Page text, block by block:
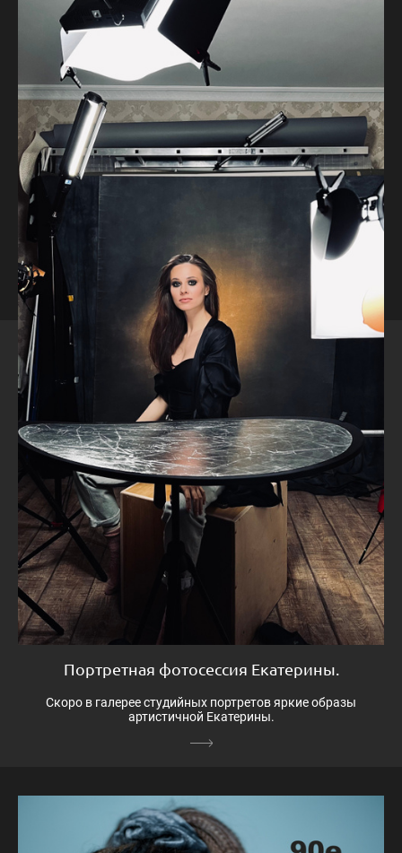
Портретная фотосессия Екатерины.
Скоро в галерее студийных портретов яркие образы
артистичной Екатерины.